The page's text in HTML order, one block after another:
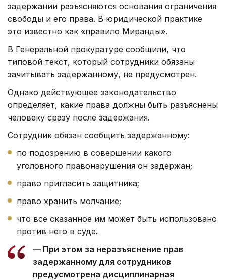
задержании разъясняются основания ограничения
свободы и его права. В юридической практике
это известно как «правило Миранды».
В Генеральной прокуратуре сообщили, что
типовой текст, который сотрудники обязаны
зачитывать задержанному, не предусмотрен.
Однако действующее законодательство
определяет, какие права должны быть разъяснены
человеку сразу после задержания.
Сотрудник обязан сообщить задержанному:
по подозрению в совершении какого
уголовного правонарушения он задержан;
право пригласить защитника;
право хранить молчание;
что все сказанное им может быть использовано
против него в суде.
— При этом за неразъяснение прав
задержанному для сотрудников
предусмотрена дисциплинарная